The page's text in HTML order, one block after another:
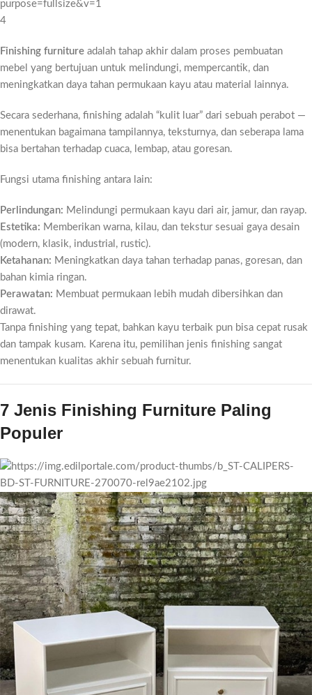
4
Finishing furniture adalah tahap akhir dalam proses pembuatan
mebel yang bertujuan untuk melindungi, mempercantik, dan
meningkatkan daya tahan permukaan kayu atau material lainnya.
Secara sederhana, finishing adalah “kulit luar” dari sebuah perabot —
menentukan bagaimana tampilannya, teksturnya, dan seberapa lama
bisa bertahan terhadap cuaca, lembap, atau goresan.
Fungsi utama finishing antara lain:
Perlindungan: Melindungi permukaan kayu dari air, jamur, dan rayap.
Estetika: Memberikan warna, kilau, dan tekstur sesuai gaya desain
(modern, klasik, industrial, rustic).
Ketahanan: Meningkatkan daya tahan terhadap panas, goresan, dan
bahan kimia ringan.
Perawatan: Membuat permukaan lebih mudah dibersihkan dan
dirawat.
Tanpa finishing yang tepat, bahkan kayu terbaik pun bisa cepat rusak
dan tampak kusam. Karena itu, pemilihan jenis finishing sangat
menentukan kualitas akhir sebuah furnitur.
7 Jenis Finishing Furniture Paling
Populer